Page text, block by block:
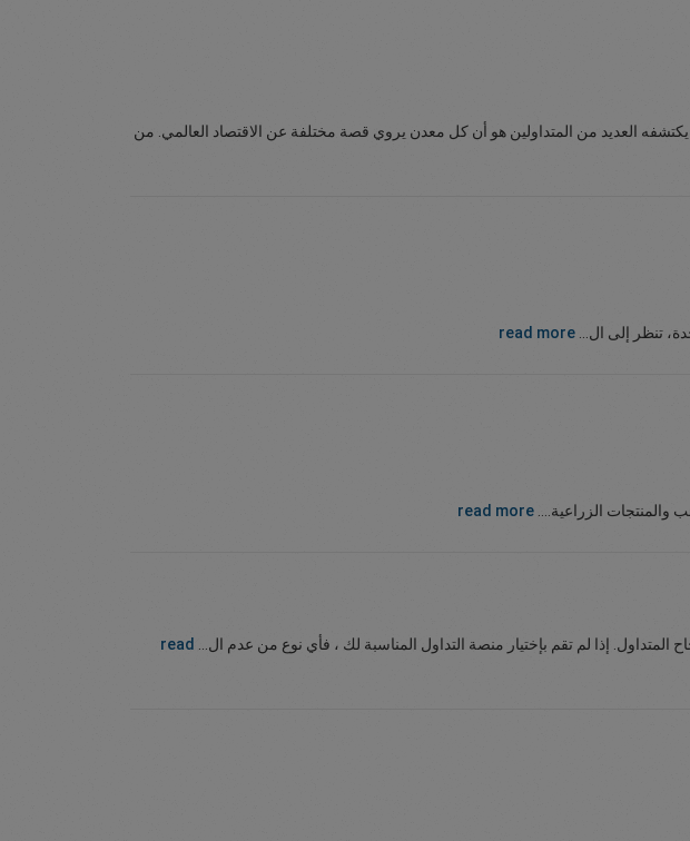
العديد من المتداولين هو أن كل معدن يروي قصة مختلفة عن الاقتصاد العالمي. من
تنظر إلى ال... read more
والمنتجات الزراعية.... read more
المتداول. إذا لم تقم بإختيار منصة التداول المناسبة لك ، فأي نوع من عدم ال... read